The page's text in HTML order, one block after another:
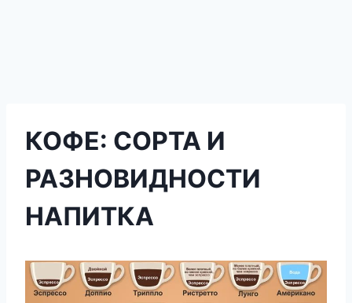
КОФЕ: СОРТА И
РАЗНОВИДНОСТИ
НАПИТКА